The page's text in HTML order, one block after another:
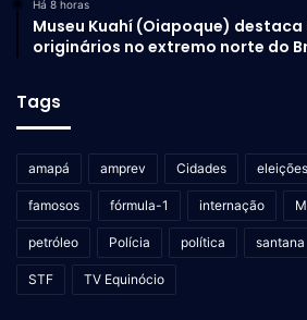
Há 8 horas
Museu Kuahí (Oiapoque)
originários no extremo norte do
Tags
amapá amprev Cidades eleições
famosos fórmula-1 internação
petróleo Polícia política santana
STF TV Equinócio